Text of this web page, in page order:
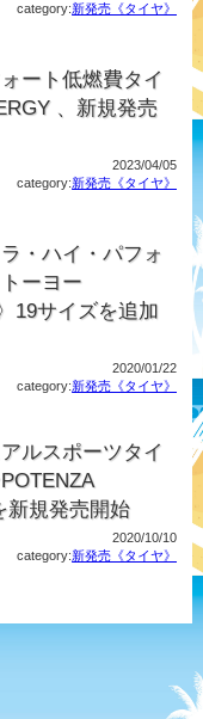
category:新発売《タイヤ》
ート低燃費タイ
、新規発売
2023/04/05
category:新発売《タイヤ》
・ハイ・パフォ
ーヨー
19サイズを追加
2020/01/22
category:新発売《タイヤ》
ルスポーツタイ
新規発売開始
2020/10/10
category:新発売《タイヤ》